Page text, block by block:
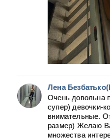
Лена
Очень довольна
супер) девочки-
внимательные.
размер) Желаю
множества